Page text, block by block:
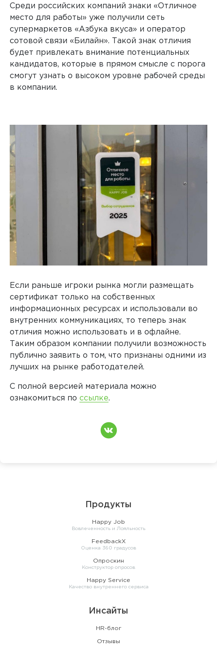
Любые внешние и внутренние исследования
Среди российских компаний знаки «Отличное
место для работы» уже получили сеть
супермаркетов «Азбука вкуса» и оператор
сотовой связи «Билайн». Такой знак отличия
будет привлекать внимание потенциальных
кандидатов, которые в прямом смысле с порога
смогут узнать о высоком уровне рабочей среды
в компании.
Если раньше игроки рынка могли размещать
сертификат только на собственных
информационных ресурсах и использовали во
внутренних коммуникациях, то теперь знак
отличия можно использовать и в офлайне.
Таким образом компании получили возможность
публично заявить о том, что признаны одними из
лучших на рынке работодателей.
С полной версией материала можно
ознакомиться по ссылке.
Продукты
Happy Job
Вовлеченность и Лояльность
FeedbackX
Оценка 360 градусов
Опроскин
Конструктор опросов
Happy Service
Качество внутреннего сервиса
Инсайты
HR-блог
Отзывы